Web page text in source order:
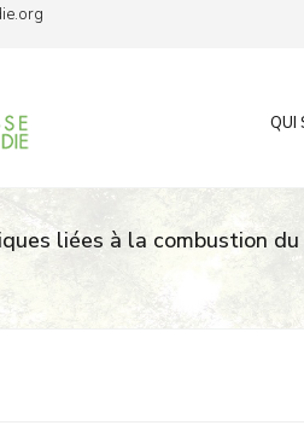
QUI
liées à la combustion du